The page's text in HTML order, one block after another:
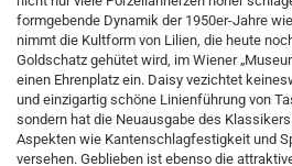
formgebende Dynamik der 1950er-Jahre
nimmt die Kultform von Lilien, die heute
Goldschatz gehütet wird, im Wiener
einen Ehrenplatz ein. Daisy vezichtet
und einzigartig schöne Linienführung von
sondern hat die Neuausgabe des
Aspekten wie Kantenschlagfestigkeit und
versehen. Geblieben ist ebenso die